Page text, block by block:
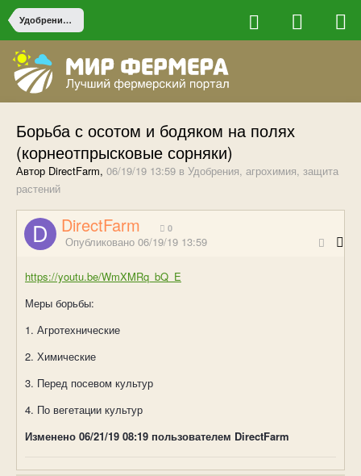
Удобрения, агрохимия, защита растений
Борьба с осотом и бодяком на полях
(корнеотпрысковые сорняки)
Автор DirectFarm, 06/19/19 13:59 в Удобрения, агрохимия, защита
растений
DirectFarm 0
Опубликовано 06/19/19 13:59
https://youtu.be/WmXMRq_bQ_E
Меры борьбы:
1. Агротехнические
2. Химические
3. Перед посевом культур
4. По вегетации культур
Изменено 06/21/19 08:19 пользователем DirectFarm